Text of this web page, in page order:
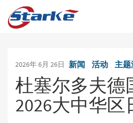
main
2026年 6月 26日 新闻 活动 主
杜塞尔多夫德
2026大中华区